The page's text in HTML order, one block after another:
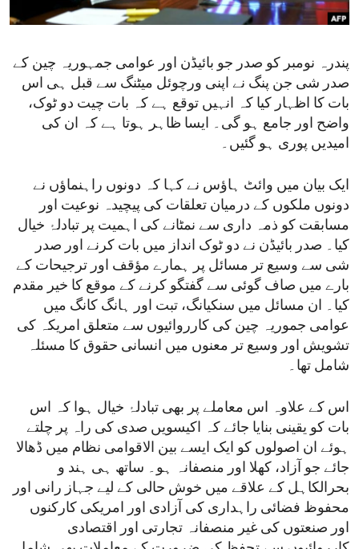
ENVIRONMENT AND HEALTH
پندرہ نومبر کو صدر جو بائیڈن اور عوامی جمہوریہ چین کے
صدر شی جن پنگ نے اپنی ورچوئل میٹنگ سے قبل ہی اس
بات کا اظہار کیا کہ انہیں توقع ہے کہ بات چیت دو ٹوک،
واضح اور جامع ہو گی۔ ایسا ظاہر ہوتا ہے کہ ان کی
امیدیں پوری ہو گئیں۔
ایک بیان میں وائٹ ہاؤس نے کہا کہ دونوں راہنماؤں نے
دونوں ملکوں کے درمیان تعلقات کی پیچیدہ نوعیت اور
مسابقت کو ذمہ داری سے نمٹانے کی اہمیت پر تبادلۂ خیال
کیا۔ صدر بائیڈن نے دو ٹوک انداز میں بات کرنے اور صدر
شی سے وسیع تر مسائل پر ہمارے مؤقف اور ترجیحات کے
بارے میں صاف گوئی سے گفتگو کرنے کے موقع کا خیر مقدم
کیا۔ ان مسائل میں سنکیانگ، تبت اور ہانگ کانگ میں
عوامی جموریہ چین کی کارروائیوں سے متعلق امریکہ کی
تشویش اور وسیع تر معنوں میں انسانی حقوق کا مسئلہ
شامل تھا۔
اس کے علاوہ اس معاملے پر بھی تبادلۂ خیال ہوا کہ اس
بات کو یقینی بنایا جائے کہ اکیسویں صدی کی راہ پر چلتے
ہوئے ان اصولوں کو ایک ایسے بین الاقوامی نظام میں ڈھالا
جائے جو آزاد، کھلا اور منصفانہ ہو۔ ساتھ ہی ہند و
بحرالکاہل کے علاقے میں خوش حالی کے لیے جہاز رانی اور
محفوظ فضائی راہداری کی آزادی اور امریکی کارکنوں
اور صنعتوں کی غیر منصفانہ تجارتی اور اقتصادی